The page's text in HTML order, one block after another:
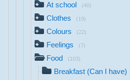
At school (40)
Clothes (19)
Colours (22)
Feelings (7)
Food (103)
Breakfast (Can I have)